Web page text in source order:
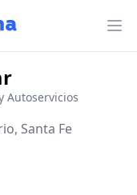
Autoservicios
Santa Fe